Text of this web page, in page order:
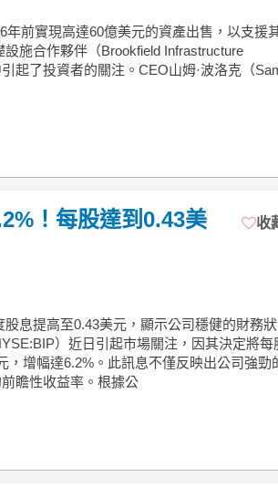
前實現高達60億美元的資產出售，以支援
施合作夥伴（Brookfield Infrastructure
起了投資者的關注。CEO山姆·波洛克（
！每股達到0.43美
收
息提高至0.43美元，顯示公司穩健的財務狀
）近日引起市場關注，因其決定將每
，增幅達6.2%。此訊息不僅反映出公司強勁
瞻性收益率。根據公